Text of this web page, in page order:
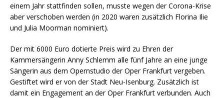
einem Jahr stattfinden sollen, musste wegen der Corona-Krise
aber verschoben werden (in 2020 waren zusätzlich Florina Ilie
und Julia Moorman nominiert).
Der mit 6000 Euro dotierte Preis wird zu Ehren der
Kammersängerin Anny Schlemm alle fünf Jahre an eine junge
Sängerin aus dem Opernstudio der Oper Frankfurt vergeben.
Gestiftet wird er von der Stadt Neu-Isenburg. Zusätzlich ist
damit ein Engagement an der Oper Frankfurt verbunden. Auch